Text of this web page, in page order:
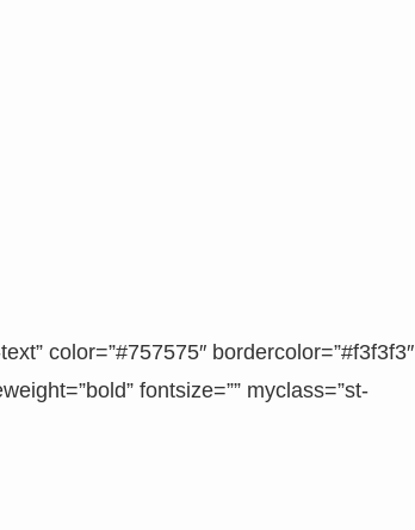
color=”#757575″ bordercolor=”#f3f3f3″
fontsize=”” myclass=”st-